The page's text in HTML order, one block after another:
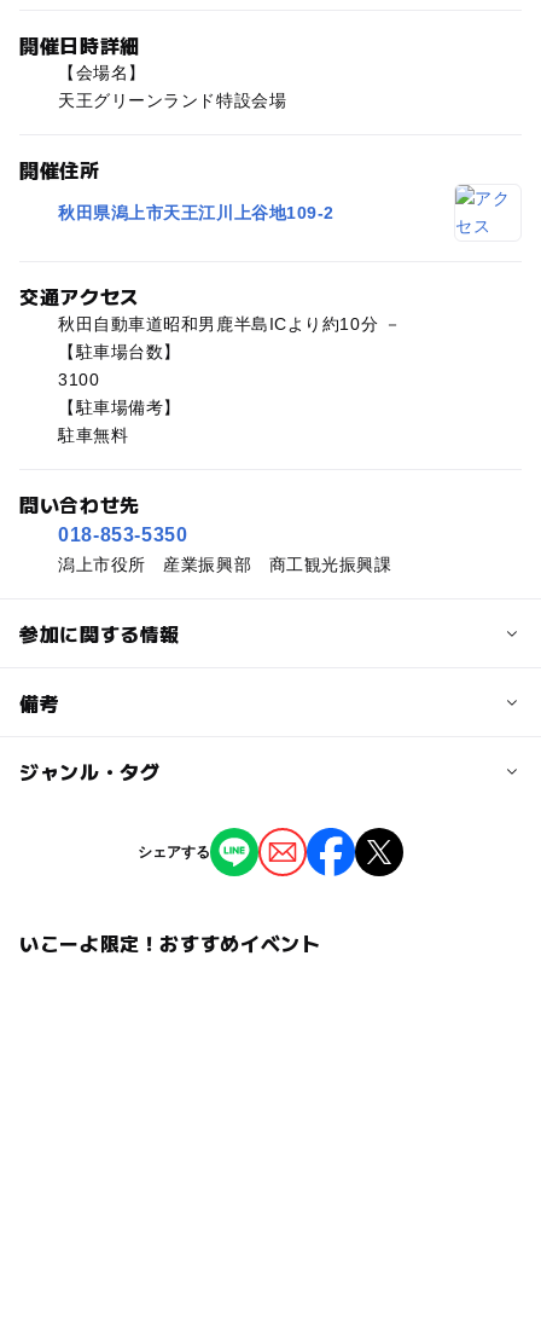
開催日時詳細
【会場名】
天王グリーンランド特設会場
開催住所
秋田県潟上市天王江川上谷地109-2
交通アクセス
秋田自動車道昭和男鹿半島ICより約10分 －
【駐車場台数】
3100
【駐車場備考】
駐車無料
問い合わせ先
018-853-5350
潟上市役所 産業振興部 商工観光振興課
参加に関する情報
予約/応募
備考
※掲載の情報は天候や主催者側の都合などにより変更にな
情報提供：イベントバンク
ジャンル・タグ
夏休みの花火イベント
シェアする
いこーよ限定！おすすめイベント